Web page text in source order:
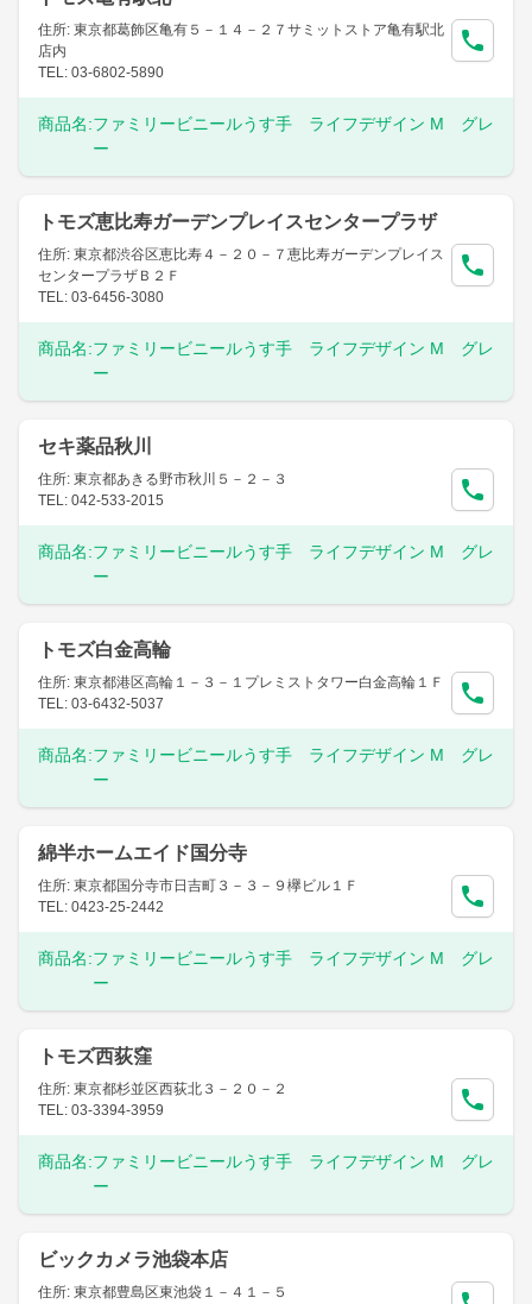
住所: 東京都葛飾区亀有５－１４－２７サミットストア亀有駅北
店内
TEL: 03-6802-5890
商品名:ファミリービニールうす手 ライフデザイン M グレ
ー
トモズ恵比寿ガーデンプレイスセンタープラザ
住所: 東京都渋谷区恵比寿４－２０－７恵比寿ガーデンプレイス
センタープラザＢ２Ｆ
TEL: 03-6456-3080
商品名:ファミリービニールうす手 ライフデザイン M グレ
ー
セキ薬品秋川
住所: 東京都あきる野市秋川５－２－３
TEL: 042-533-2015
商品名:ファミリービニールうす手 ライフデザイン M グレ
ー
トモズ白金高輪
住所: 東京都港区高輪１－３－１プレミストタワー白金高輪１Ｆ
TEL: 03-6432-5037
商品名:ファミリービニールうす手 ライフデザイン M グレ
ー
綿半ホームエイド国分寺
住所: 東京都国分寺市日吉町３－３－９欅ビル１Ｆ
TEL: 0423-25-2442
商品名:ファミリービニールうす手 ライフデザイン M グレ
ー
トモズ西荻窪
住所: 東京都杉並区西荻北３－２０－２
TEL: 03-3394-3959
商品名:ファミリービニールうす手 ライフデザイン M グレ
ー
ビックカメラ池袋本店
住所: 東京都豊島区東池袋１－４１－５